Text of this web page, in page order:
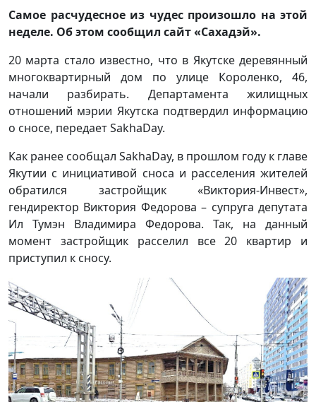
Самое расчудесное из чудес произошло на этой
неделе. Об этом сообщил сайт «Сахадэй».
20 марта стало известно, что в Якутске деревянный
многоквартирный дом по улице Короленко, 46,
начали разбирать. Департамента жилищных
отношений мэрии Якутска подтвердил информацию
о сносе, передает SakhaDay.
Как ранее сообщал SakhaDay, в прошлом году к главе
Якутии с инициативой сноса и расселения жителей
обратился застройщик «Виктория-Инвест»,
гендиректор Виктория Федорова – супруга депутата
Ил Тумэн Владимира Федорова. Так, на данный
момент застройщик расселил все 20 квартир и
приступил к сносу.